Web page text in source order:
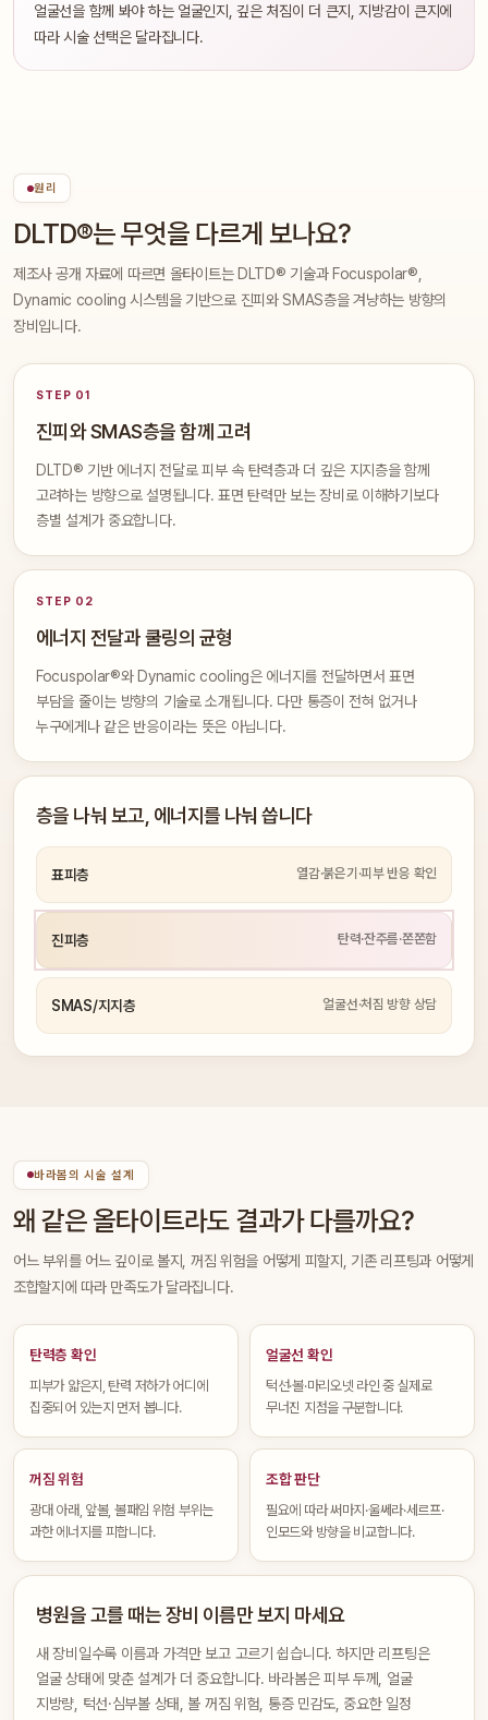
얼굴선을 함께 봐야 하는 얼굴인지, 깊은 처짐이 더 큰지, 지방감이 큰지에
따라 시술 선택은 달라집니다.
원리
DLTD®는 무엇을 다르게 보나요?
제조사 공개 자료에 따르면 올타이트는 DLTD® 기술과 Focuspolar®,
Dynamic cooling 시스템을 기반으로 진피와 SMAS층을 겨냥하는 방향의
장비입니다.
STEP 01
진피와 SMAS층을 함께 고려
DLTD® 기반 에너지 전달로 피부 속 탄력층과 더 깊은 지지층을 함께
고려하는 방향으로 설명됩니다. 표면 탄력만 보는 장비로 이해하기보다
층별 설계가 중요합니다.
STEP 02
에너지 전달과 쿨링의 균형
Focuspolar®와 Dynamic cooling은 에너지를 전달하면서 표면
부담을 줄이는 방향의 기술로 소개됩니다. 다만 통증이 전혀 없거나
누구에게나 같은 반응이라는 뜻은 아닙니다.
층을 나눠 보고, 에너지를 나눠 씁니다
표피층 열감·붉은기·피부 반응 확인
진피층 탄력·잔주름·쫀쫀함
SMAS/지지층 얼굴선·처짐 방향 상담
바라봄의 시술 설계
왜 같은 올타이트라도 결과가 다를까요?
어느 부위를 어느 깊이로 볼지, 꺼짐 위험을 어떻게 피할지, 기존 리프팅과 어떻게
조합할지에 따라 만족도가 달라집니다.
탄력층 확인
피부가 얇은지, 탄력 저하가 어디에
집중되어 있는지 먼저 봅니다.
얼굴선 확인
턱선·볼·마리오넷 라인 중 실제로
무너진 지점을 구분합니다.
꺼짐 위험
광대 아래, 앞볼, 볼패임 위험 부위는
과한 에너지를 피합니다.
조합 판단
필요에 따라 써마지·울쎄라·세르프·
인모드와 방향을 비교합니다.
병원을 고를 때는 장비 이름만 보지 마세요
새 장비일수록 이름과 가격만 보고 고르기 쉽습니다. 하지만 리프팅은
얼굴 상태에 맞춘 설계가 더 중요합니다. 바라봄은 피부 두께, 얼굴
지방량, 턱선·심부볼 상태, 볼 꺼짐 위험, 통증 민감도, 중요한 일정